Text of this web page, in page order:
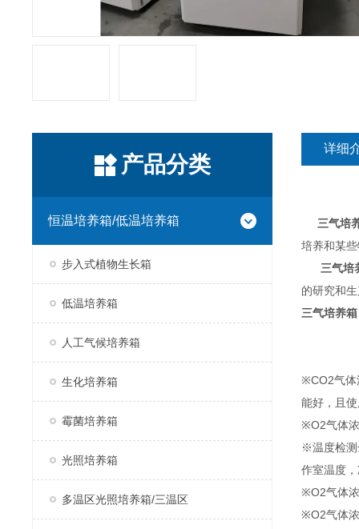
产品分类
恒温培养箱/低温培养箱
步入式植物生长箱
低温培养箱
人工气候培养箱
生化培养箱
霉菌培养箱
光照培养箱
多温区光照培养箱/三温区
详细
三气培
培养和某
三气培
的研究和
三气培养
※CO2气体
能好，且
※O2气体
※温度检测
作室温度
※O2气体
※O2气体